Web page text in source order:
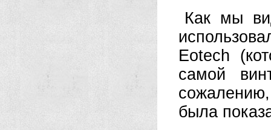
Как мы
Eotech
самой
была